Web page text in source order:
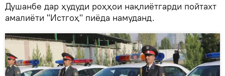
Душанбе дар ҳудуди роҳҳои нақлиётгарди пойтахт
амалиёти "Истгоҳ" пиёда намуданд.